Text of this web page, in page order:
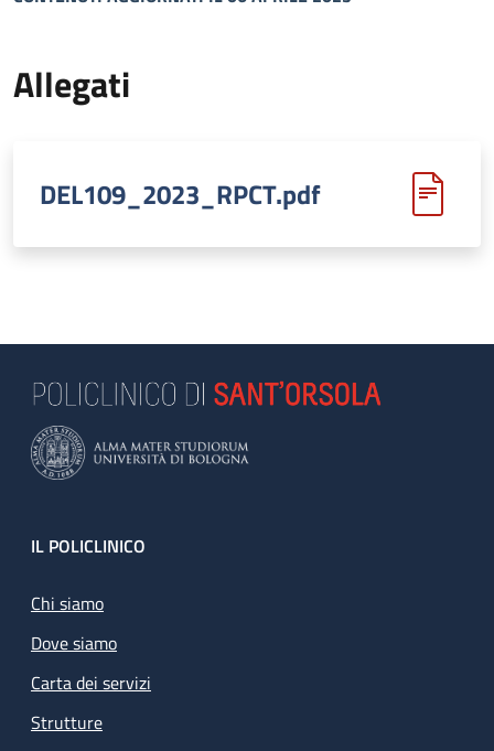
Allegati
DEL109_2023_RPCT.pdf
Footer
IL POLICLINICO
Chi siamo
Dove siamo
Carta dei servizi
Strutture